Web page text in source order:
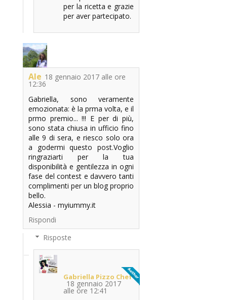
per la ricetta e grazie
per aver partecipato.
Ale 18 gennaio 2017 alle ore
12:36
Gabriella, sono veramente
emozionata: è la prma volta, e il
prmo premio... !!! E per di più,
sono stata chiusa in ufficio fino
alle 9 di sera, e riesco solo ora
a godermi questo post.Voglio
ringraziarti per la tua
disponibilità e gentilezza in ogni
fase del contest e davvero tanti
complimenti per un blog proprio
bello.
Alessia - myiummy.it
Rispondi
Risposte
Gabriella Pizzo Chef
18 gennaio 2017
alle ore 12:41